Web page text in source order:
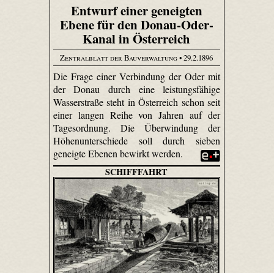
Entwurf einer geneigten
Ebene für den Donau-Oder-
Kanal in Österreich
Zentralblatt der Bauverwaltung• 29.2.1896
Die Frage einer Verbindung der Oder mit
der Donau durch eine leistungsfähige
Wasserstraße steht in Österreich schon seit
einer langen Reihe von Jahren auf der
Tagesordnung. Die Überwindung der
Höhenunterschiede soll durch sieben
geneigte Ebenen bewirkt werden.
SCHIFFFAHRT